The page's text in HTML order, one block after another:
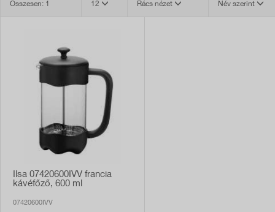
Név szerint
Rács nézet
12
Összesen: 1
Ilsa 07420600IVV francia
kávéfőző, 600 ml
07420600IVV